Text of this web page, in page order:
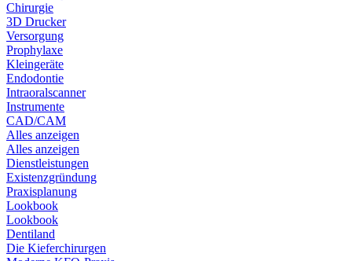
Chirurgie
3D Drucker
Versorgung
Prophylaxe
Kleingeräte
Endodontie
Intraoralscanner
Instrumente
CAD/CAM
Alles anzeigen
Alles anzeigen
Dienstleistungen
Existenzgründung
Praxisplanung
Lookbook
Lookbook
Dentiland
Die Kieferchirurgen